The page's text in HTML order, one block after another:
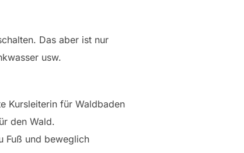
Das aber ist nur
usw.
Kursleiterin für Waldbaden
den Wald.
Fuß und beweglich